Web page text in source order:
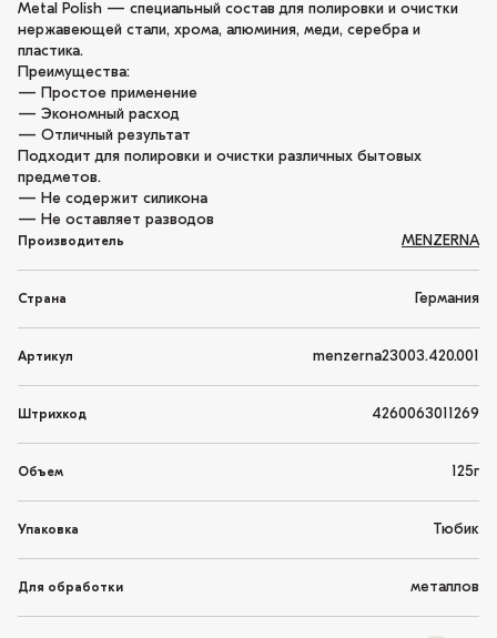
Metal Polish — специальный состав для полировки и очистки
нержавеющей стали, хрома, алюминия, меди, серебра и
пластика.
Преимущества:
— Простое применение
— Экономный расход
— Отличный результат
Подходит для полировки и очистки различных бытовых
предметов.
— Не содержит силикона
— Не оставляет разводов
Производитель MENZERNA
Страна Германия
Артикул menzerna23003.420.001
Штрихкод 4260063011269
Объем 125г
Упаковка Тюбик
Для обработки металлов